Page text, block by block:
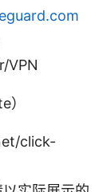
VPN
）
click-